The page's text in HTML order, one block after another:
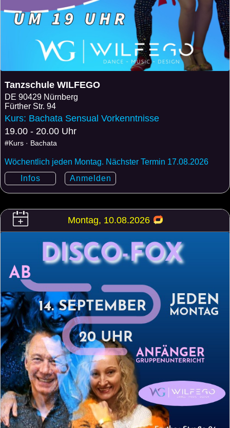
Tanzschule WILFEGO
DE 90429 Nürnberg
Fürther Str. 94
Kurs: Bachata Sensual Vorkenntnisse
19.00 - 20.00 Uhr
#Kurs · Bachata
Wöchentlich jeden Montag. Nächster Termin 17.08.2026
Infos
Anmelden
Montag, 10.08.2026